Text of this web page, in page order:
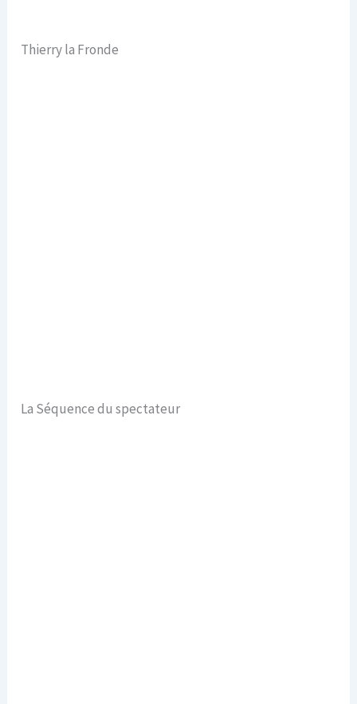
Thierry la Fronde
La Séquence du spectateur